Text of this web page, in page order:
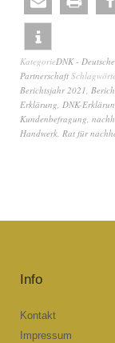
KategorieDNK -
Partnerschaft
Berichtsjahr 2021
Erklärung DNK-
Kundenbefragung
Handwerk Rat für
Info
Kontakt
Impressum